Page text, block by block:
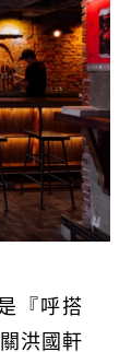
『呼搭
洪國軒